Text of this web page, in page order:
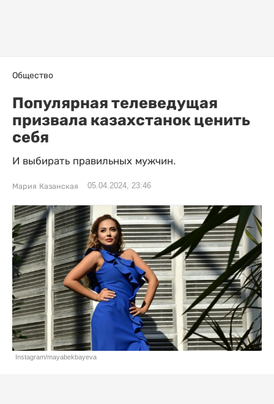
Общество
Популярная телеведущая
призвала казахстанок ценить
себя
И выбирать правильных мужчин.
Мария Казанская 05.04.2024, 23:46
Instagram/mayabekbayeva